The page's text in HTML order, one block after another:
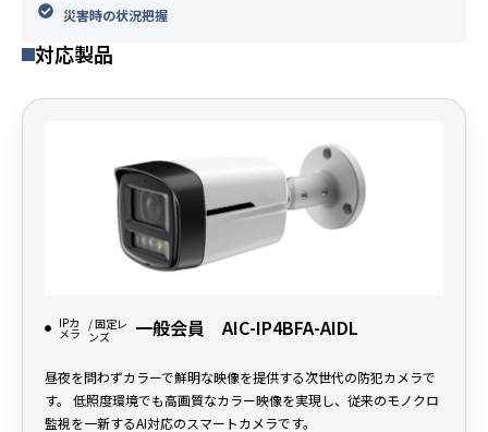
災害時の状況把握
対応製品
IPカ
メラ
/ 固定レ
ンズ
一般会員 AIC-IP4BFA-AIDL
昼夜を問わずカラーで鮮明な映像を提供する次世代の防犯カメラで
す。 低照度環境でも高画質なカラー映像を実現し、従来のモノクロ
監視を一新するAI対応のスマートカメラです。